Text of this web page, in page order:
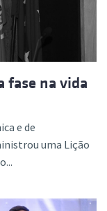
fase na vida
e de
uma Lição